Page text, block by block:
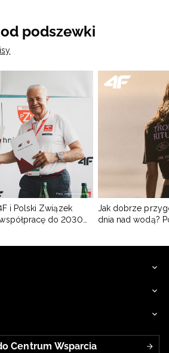
podszewki
i Polski Związek
do 2030
Jak dobrze
dnia nad wodą?
Centrum Wsparcia